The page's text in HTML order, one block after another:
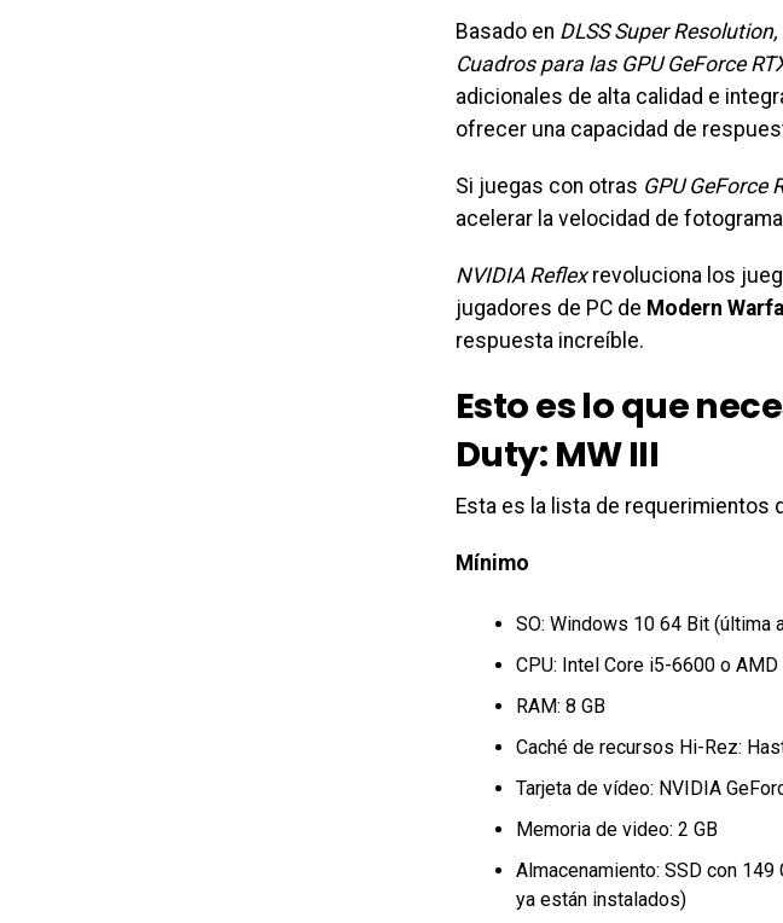
Basado en DLSS Super
Cuadros para las GPU GeForce
adicionales de alta calidad e
ofrecer una capacidad de
Si juegas con otras GPU GeForce
acelerar la velocidad de
NVIDIA Reflexrevoluciona los
jugadores de PC de Modern
respuesta increíble.
Esto es lo que
Duty: MW III
Esta es la lista de requerimientos
Mínimo
SO: Windows 10 64 Bit (última
CPU: Intel Core i5-6600 o
RAM: 8 GB
Caché de recursos Hi-Rez:
Tarjeta de vídeo: NVIDIA
Memoria de video: 2 GB
Almacenamiento: SSD con
ya están instalados)